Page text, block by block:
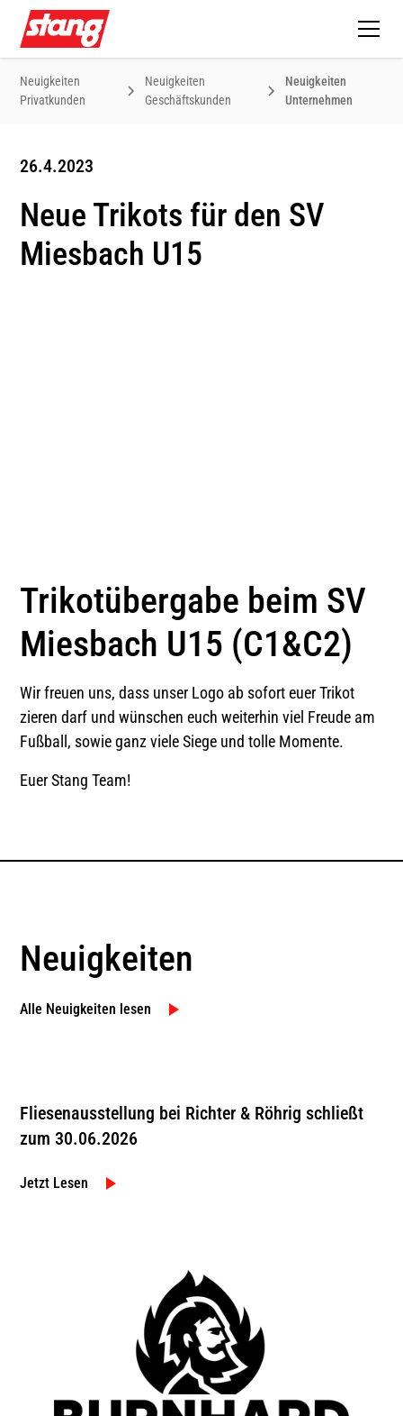
Neuigkeiten
Privatkunden
Neuigkeiten
Geschäftskunden
Neuigkeiten
Unternehmen
26.4.2023
Neue Trikots für den SV
Miesbach U15
Trikotübergabe beim SV
Miesbach U15 (C1&C2)
Wir freuen uns, dass unser Logo ab sofort euer Trikot
zieren darf und wünschen euch weiterhin viel Freude am
Fußball, sowie ganz viele Siege und tolle Momente.
Euer Stang Team!
Neuigkeiten
Alle Neuigkeiten lesen
Fliesenausstellung bei Richter & Röhrig schließt
zum 30.06.2026
Jetzt Lesen